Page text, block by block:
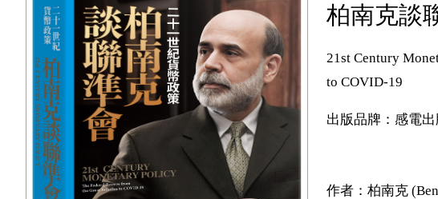
柏南克談
21st Century
to COVID-19
出版品牌：感電出
作者： 柏南克